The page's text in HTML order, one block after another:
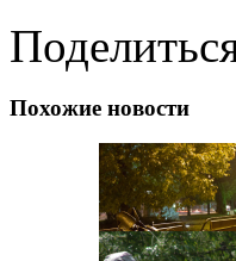
Похожие новости